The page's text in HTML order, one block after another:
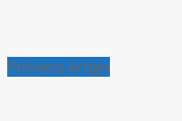
Próximo Artigo